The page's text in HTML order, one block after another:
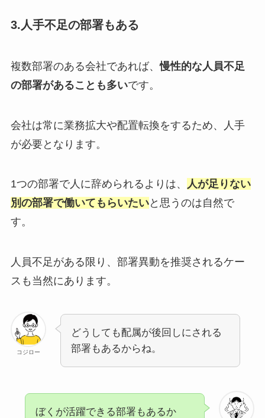
3.人手不足の部署もある
複数部署のある会社であれば、慢性的な人員不足
の部署があることも多いです。
会社は常に業務拡大や配置転換をするため、人手
が必要となります。
1つの部署で人に辞められるよりは、
人が足りない
別の部署で働いてもらいたいと思うのは自然で
す。
人員不足がある限り、部署異動を推奨されるケー
スも当然にあります。
コジロー
どうしても配属が後回しにされる
部署もあるからね。
ぼくが活躍できる部署もあるか